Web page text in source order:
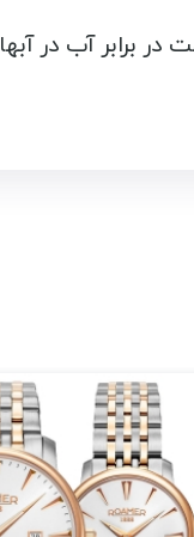
در برابر آب در